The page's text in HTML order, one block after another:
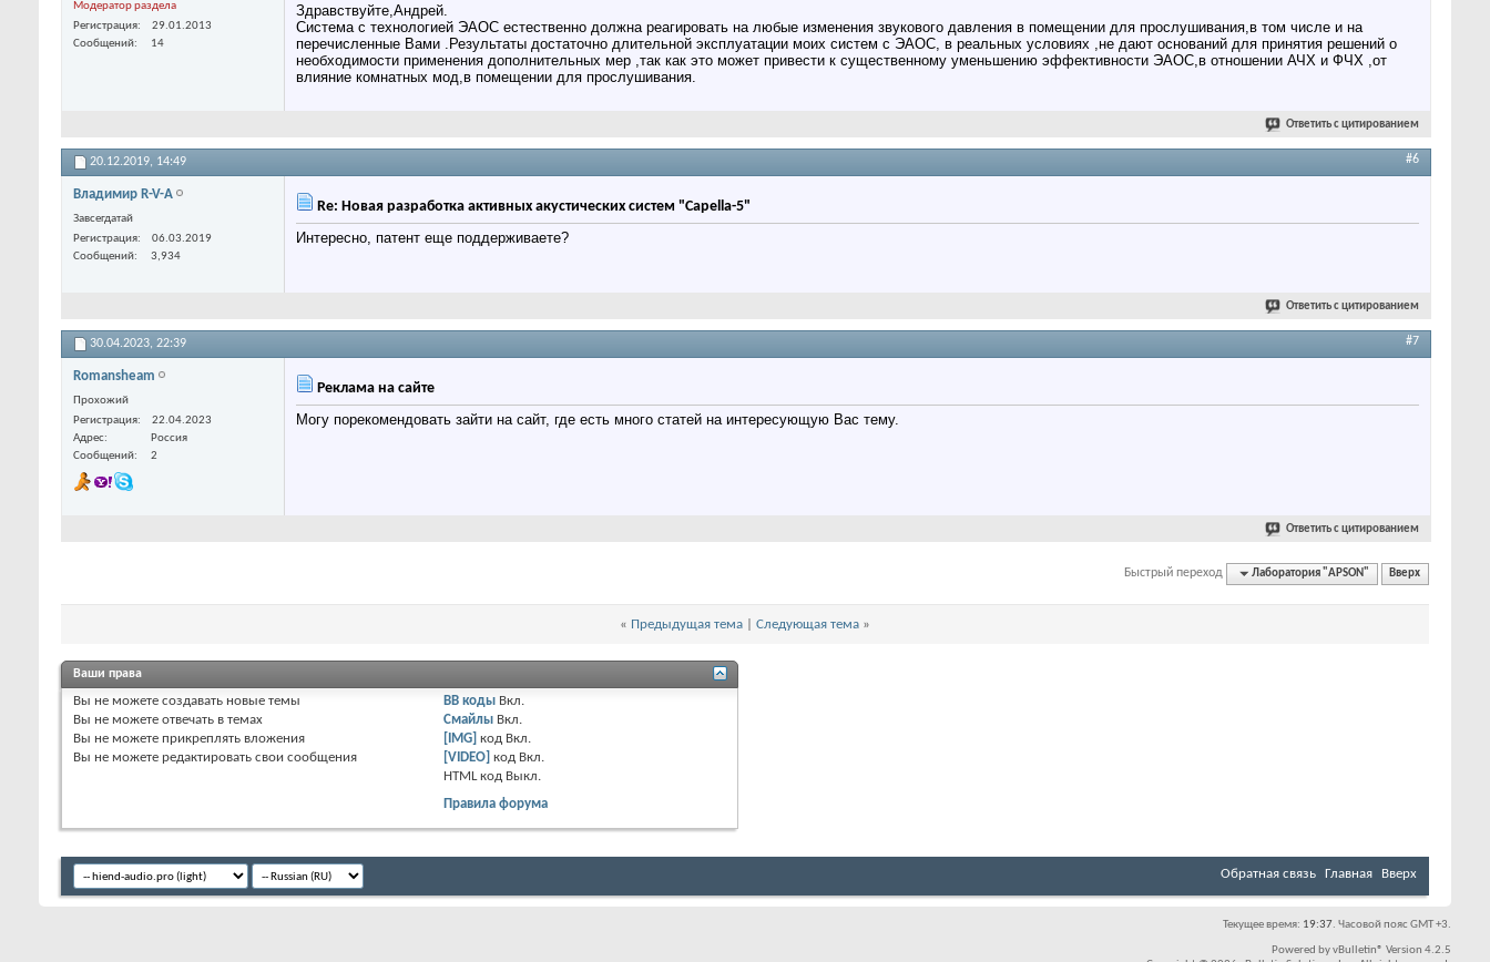
Модератор раздела
Регистрация
29.01.2013
Сообщений
14
Здравствуйте,Андрей.
Система с технологией ЭАОС естественно должна реагировать на любые изменения звукового давления в помещении для прослушивания,в том числе и на
перечисленные Вами .Результаты достаточно длительной эксплуатации моих систем с ЭАОС, в реальных условиях ,не дают оснований для принятия решений о
необходимости применения дополнительных мер ,так как это может привести к существенному уменьшению эффективности ЭАОС,в отношении АЧХ и ФЧХ ,от
влияние комнатных мод,в помещении для прослушивания.
Ответить с цитированием
20.12.2019, 14:49 #6
Владимир R-V-A
Завсегдатай
Регистрация
06.03.2019
Сообщений
3,934
Re: Новая разработка активных акустических систем "Capella-5"
Интересно, патент еще поддерживаете?
Ответить с цитированием
30.04.2023, 22:39 #7
Romansheam
Прохожий
Регистрация
22.04.2023
Адрес
Россия
Сообщений
2
Реклама на сайте
Могу порекомендовать зайти на сайт, где есть много статей на интересующую Вас тему.
Ответить с цитированием
Быстрый переход Лаборатория "APSON" Вверх
« Предыдущая тема Следующая тема »
Ваши права
Вы не можете создавать новые темы
Вы не можете отвечать в темах
Вы не можете прикреплять вложения
Вы не можете редактировать свои сообщения
BB коды Вкл.
Смайлы Вкл.
[IMG] код Вкл.
[VIDEO] код Вкл.
HTML код Выкл.
Правила форума
Обратная связь Главная Вверх
Текущее время: 19:37. Часовой пояс GMT +3.
Powered byvBulletin® Version 4.2.5